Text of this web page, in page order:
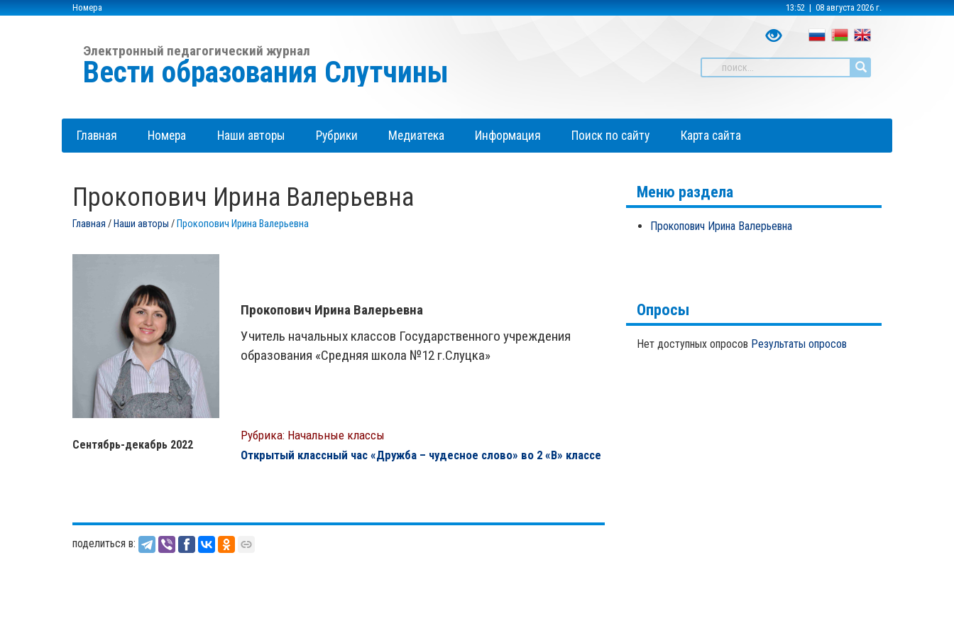
Номера 13:52 | 08 августа 2026 г.
Электронный педагогический журнал
Вести образования Слутчины
Главная Номера Наши авторы Рубрики Медиатека Информация Поиск по сайту Карта сайта
Прокопович Ирина Валерьевна
Главная / Наши авторы / Прокопович Ирина Валерьевна
Прокопович Ирина Валерьевна
Учитель начальных классов Государственного учреждения
образования «Средняя школа №12 г.Слуцка»
Сентябрь-декабрь 2022
Рубрика: Начальные классы
Открытый классный час «Дружба – чудесное слово» во 2 «В» классе
поделиться в:
Меню раздела
Прокопович Ирина Валерьевна
Опросы
Нет доступных опросов Результаты опросов